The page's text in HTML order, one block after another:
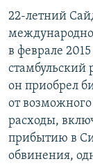
22-летний
в феврале
стамбульский
он приобрел
от
расходы,
прибытию в
обвинения,